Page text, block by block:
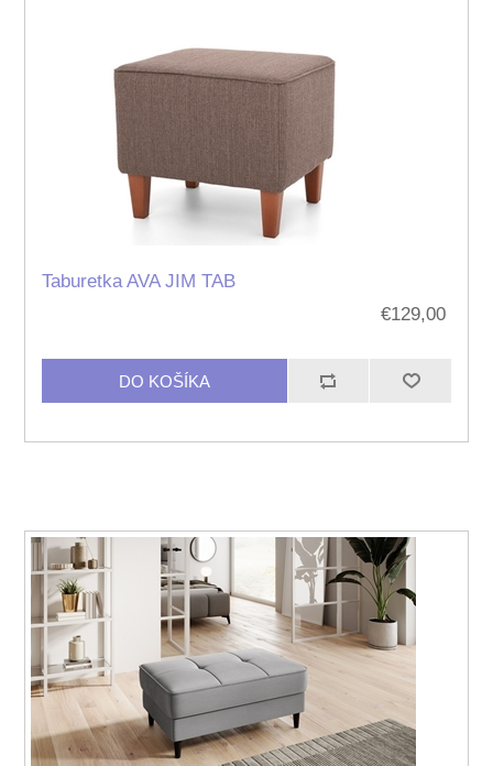
Taburetka AVA JIM TAB
€129,00